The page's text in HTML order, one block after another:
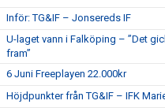
Inför: TG&IF – Jonsereds IF
U-laget vann i Falköping – ”Det
fram”
6 Juni Freeplayen 22.000kr
Höjdpunkter från TG&IF – IFK